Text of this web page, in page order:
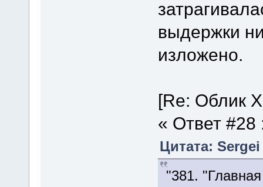
выдержки
изложено.
[Re: Облик
« Ответ
Цитата:
"381.